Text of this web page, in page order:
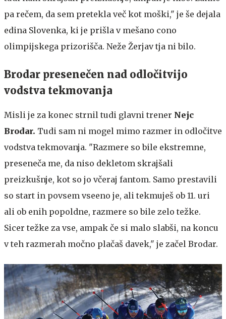
pa rečem, da sem pretekla več kot moški," je še dejala
edina Slovenka, ki je prišla v mešano cono
olimpijskega prizorišča. Neže Žerjav tja ni bilo.
Brodar presenečen nad odločitvijo
vodstva tekmovanja
Misli je za konec strnil tudi glavni trener Nejc
Brodar. Tudi sam ni mogel mimo razmer in odločitve
vodstva tekmovanja. "Razmere so bile ekstremne,
preseneča me, da niso dekletom skrajšali
preizkušnje, kot so jo včeraj fantom. Samo prestavili
so start in povsem vseeno je, ali tekmuješ ob 11. uri
ali ob enih popoldne, razmere so bile zelo težke.
Sicer težke za vse, ampak če si malo slabši, na koncu
v teh razmerah močno plačaš davek," je začel Brodar.